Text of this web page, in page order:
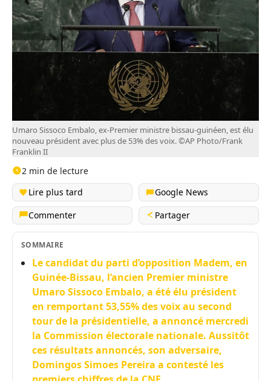
Umaro Sissoco Embalo, ex-Premier ministre bissau-guinéen, est élu
nouveau président avec plus de 53% des voix. ©AP Photo/Frank
Franklin II
2 min de lecture
Lire plus tard
Google News
Commenter
Partager
SOMMAIRE
Le candidat du parti d’opposition Madem, en
Guinée-Bissau, l’ancien Premier ministre
Umaro Sissoco Embalo, a été élu président
en remportant 53,55% des voix au second
tour de la présidentielle, a annoncé mercredi
la Commission électorale nationale. Aussitôt
ces résultats annoncés, son adversaire,
Domingos Simoes Pereira a contesté les